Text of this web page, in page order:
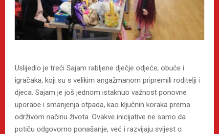
Uslijedio je treći Sajam rabljene dječje odjeće, obuće i
igračaka, koji su s velikim angažmanom pripremili roditelji i
djeca. Sajam je još jednom istaknuo važnost ponovne
uporabe i smanjenja otpada, kao ključnih koraka prema
održivom načinu života. Ovakve inicijative ne samo da
potiču odgovorno ponašanje, već i razvijaju svijest o